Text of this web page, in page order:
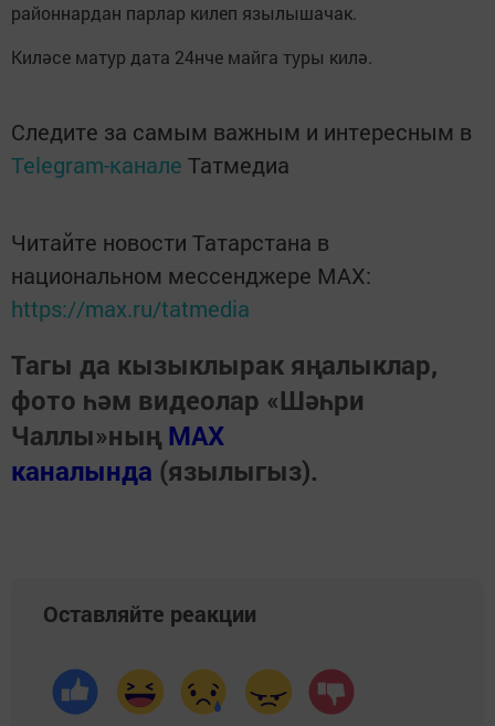
районнардан парлар килеп язылышачак.
Киләсе матур дата 24нче майга туры килә.
Следите за самым важным и интересным в
Telegram-канале Татмедиа
Читайте новости Татарстана в
национальном мессенджере MАХ:
https://max.ru/tatmedia
Тагы да кызыклырак яңалыклар,
фото һәм видеолар «Шәһри
Чаллы»ның MAX
каналында (язылыгыз).
Оставляйте реакции